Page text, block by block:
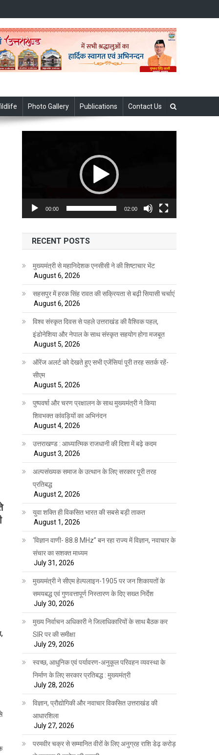
Photo Gallery Publications Contact Us
00:00 02:00
RECENT POSTS
मुख्यमंत्री से महानिदेशक एनसीसी ने की शिष्टाचार भेंट
August 6, 2026
सहसपुर में हरक सिंह रावत की सक्रियता से बढ़ी सियासी चर्चाएं
August 6, 2026
विश्व संस्कृत दिवस से पहले उत्तराखंड की वैश्विक पहल,
इंडोनेशिया और नेपाल के साथ संस्कृत सहयोग होगा मजबूत
August 5, 2026
ऑरेंज अलर्ट को देखते हुए सभी एजेंसियां पूरी तरह सतर्क रहें-
सीएम
August 5, 2026
पुष्पवर्षा और चरण प्रक्षालन के साथ मुख्यमंत्री ने किया
शिवभक्त कांवड़ियों का अभिनंदन
August 4, 2026
उत्तराखण्ड : आध्यात्मिक राजधानी की दिशा में बढ़े कदम
August 3, 2026
अल्पसंख्यक समाज के उत्थान के लिए सरकार पूरी तरह
प्रतिबद्ध
August 2, 2026
युवा शक्ति ही विकसित भारत की सबसे बड़ी ताकत
August 1, 2026
‘विज्ञान वाणी- 88.8 MHz” बन रहा राज्य में विज्ञान, नवाचार के
संचार का सशक्त माध्यम
July 31, 2026
मुख्यमंत्री ने सीएम हेल्पलाइन-1905 पर जन शिकायतों के
समयबद्ध एवं गुणवत्तापूर्ण निस्तारण के दिए सख्त निर्देश
July 30, 2026
मुख्य निर्वाचन अधिकारी ने जिलाधिकारियों के साथ बैठक कर
SIR पर की समीक्षा
July 29, 2026
स्वच्छ, आधुनिक एवं पर्यावरण-अनुकूल परिवहन व्यवस्था के
निर्माण के लिए सरकार प्रतिबद्ध : मुख्यमंत्री
July 28, 2026
विज्ञान, प्रौद्योगिकी और नवाचार विकसित उत्तराखंड की
आधारशिला
July 27, 2026
परमवीर चक्र से सम्मानित वीरों के लिए अनुग्रह राशि डेढ़ करोड़